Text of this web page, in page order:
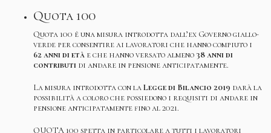
Quota 100
Quota 100 è una misura introdotta dall’ex Governo giallo-
verde per consentire ai lavoratori che hanno compiuto i
62 anni di età e che hanno versato almeno 38 anni di
contributi di andare in pensione anticipatamente.
La misura introdotta con laLegge di Bilancio 2019 darà la
possibilità a coloro che possiedono i requisiti di andare in
pensione anticipatamente fino al 2021.
QUOTA 100 spetta in particolare a tutti i lavoratori